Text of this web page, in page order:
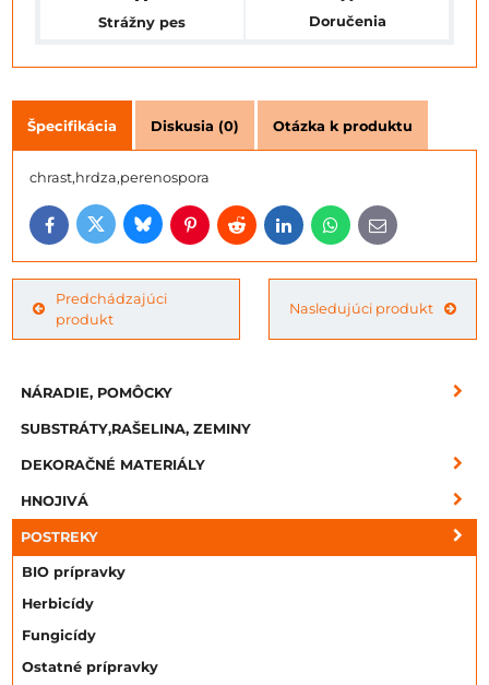
Strážny pes Doručenia
Špecifikácia Diskusia (0) Otázka k produktu
chrast,hrdza,perenospora
FacebookTwitterBlueskyPinterestRedditLinkedInWhatsApp
E-
mail
Predchádzajúci
produkt
Nasledujúci produkt
NÁRADIE, POMÔCKY
SUBSTRÁTY,RAŠELINA, ZEMINY
DEKORAČNÉ MATERIÁLY
HNOJIVÁ
POSTREKY
BIO prípravky
Herbicídy
Fungicídy
Ostatné prípravky